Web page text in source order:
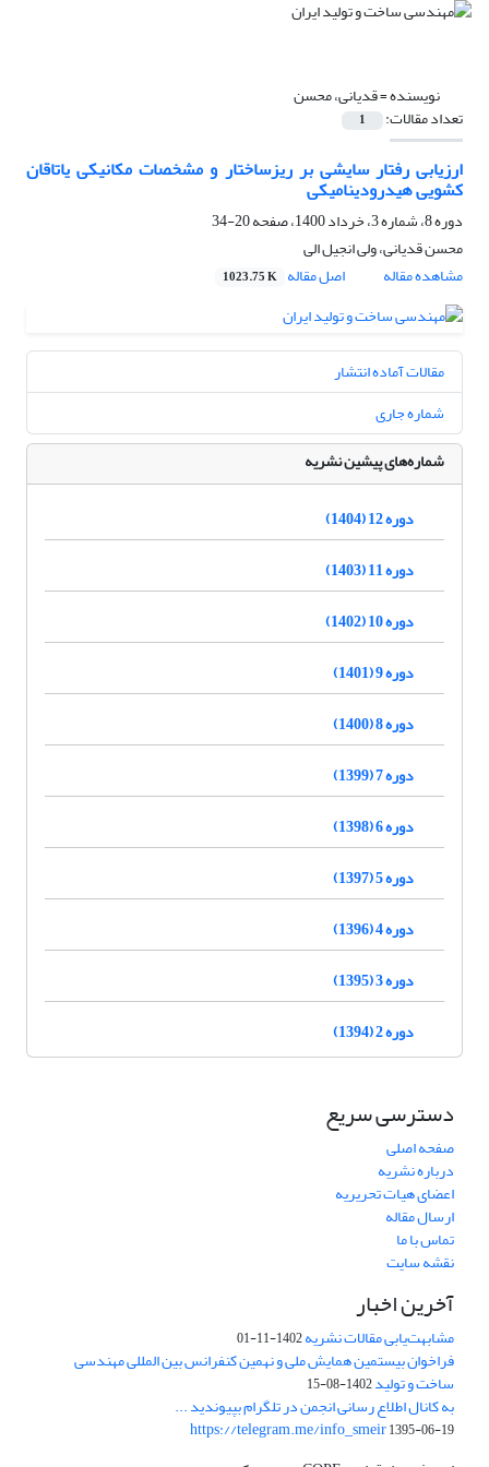
نویسنده =قدیانی، محسن
تعداد مقالات: 1
کشویی هیدرودینامیکی
دوره 8، شماره 3، خرداد 1400، صفحه
20-34
محسن قدیانی، ولی انجیل الی
مشاهده مقاله
اصل مقاله 1023.75 K
مقالات آماده انتشار
شماره جاری
شماره‌های پیشین نشریه
دوره 12 (1404)
دوره 11 (1403)
دوره 10 (1402)
دوره 9 (1401)
دوره 8 (1400)
دوره 7 (1399)
دوره 6 (1398)
دوره 5 (1397)
دوره 4 (1396)
دوره 3 (1395)
دوره 2 (1394)
دسترسی سریع
صفحه اصلی
درباره نشریه
اعضای هیات تحریریه
ارسال مقاله
تماس با ما
نقشه سایت
آخرین اخبار
مشابهت‌یابی مقالات نشریه1402-11-01
فراخوان بیستمین همایش ملی و نهمین کنفرانس بین المللی مهندسی
ساخت و تولید1402-08-15
به کانال اطلاع رسانی انجمن در تلگرام بپیوندید ...
https://telegram.me/info_smeir1395-06-19